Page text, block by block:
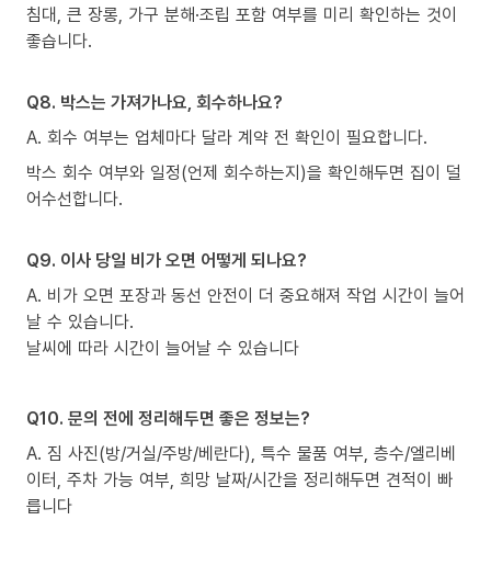
침대, 큰 장롱, 가구 분해·조립 포함 여부를 미리 확인하는 것이
좋습니다.
Q8. 박스는 가져가나요, 회수하나요?
A. 회수 여부는 업체마다 달라 계약 전 확인이 필요합니다.
박스 회수 여부와 일정(언제 회수하는지)을 확인해두면 집이 덜
어수선합니다.
Q9. 이사 당일 비가 오면 어떻게 되나요?
A. 비가 오면 포장과 동선 안전이 더 중요해져 작업 시간이 늘어
날 수 있습니다.
날씨에 따라 시간이 늘어날 수 있습니다
Q10. 문의 전에 정리해두면 좋은 정보는?
A. 짐 사진(방/거실/주방/베란다), 특수 물품 여부, 층수/엘리베
이터, 주차 가능 여부, 희망 날짜/시간을 정리해두면 견적이 빠
릅니다